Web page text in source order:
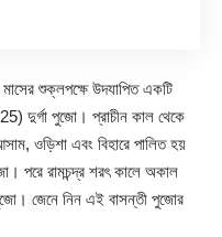
শুক্লপক্ষে উদযাপিত একটি
দুর্গা পুজো। প্রাচীন কাল থেকে
ওড়িশা এবং বিহারে পালিত হয়
পরে রামচন্দ্র শরৎ কালে অকাল
জেনে নিন এই বাসন্তী পুজোর